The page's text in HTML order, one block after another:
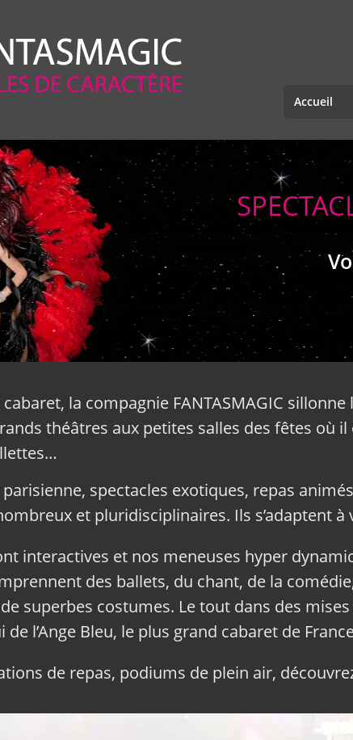
Accueil
la compagnie FANTASMAGIC sillonne
théâtres aux petites salles des fêtes où
spectacles exotiques, repas
et pluridisciplinaires. Ils s’adaptent à
interactives et nos meneuses hyper
des ballets, du chant, de la
superbes costumes. Le tout dans des
de l’Ange Bleu, le plus grand cabaret de
de repas, podiums de plein air,